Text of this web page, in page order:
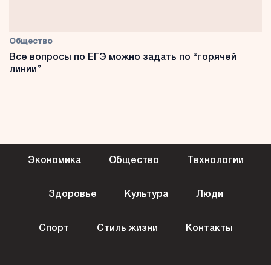
Общество
Все вопросы по ЕГЭ можно задать по “горячей
линии”
Экономика Общество Технологии
Здоровье Культура Люди
Спорт Стиль жизни Контакты